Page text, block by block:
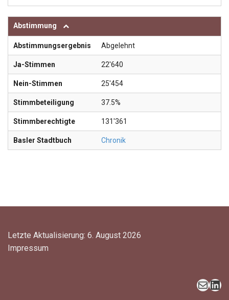
Abstimmung
Abstimmungsergebnis Abgelehnt
Ja-Stimmen 22'640
Nein-Stimmen 25'454
Stimmbeteiligung 37.5%
Stimmberechtigte 131'361
Basler Stadtbuch Chronik
Letzte Aktualisierung: 6. August 2026
Impressum